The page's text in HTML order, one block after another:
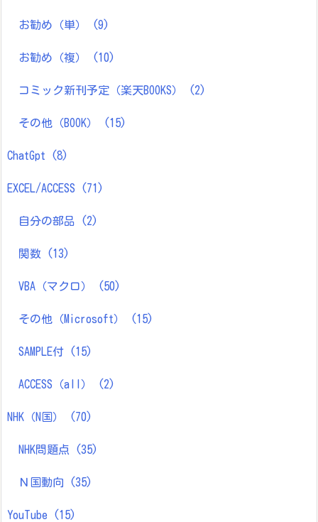
お勧め（単） (9)
お勧め（複） (10)
コミック新刊予定（楽天BOOKS） (2)
その他（BOOK） (15)
ChatGpt (8)
EXCEL/ACCESS (71)
自分の部品 (2)
関数 (13)
VBA（マクロ） (50)
その他（Microsoft） (15)
SAMPLE付 (15)
ACCESS（all） (2)
NHK（N国） (70)
NHK問題点 (35)
Ｎ国動向 (35)
YouTube (15)